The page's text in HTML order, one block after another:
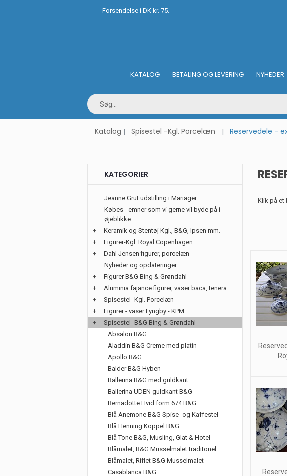
Forsendelse i DK kr. 75.
KATALOG BETALING OG LEVERING NYHEDER
Katalog Spisestel -Kgl. Porcelæn Reservedele -
Klik på et
KATEGORIER
Jeanne Grut udstilling i Mariager
Købes - emner som vi gerne vil byde på i
øjeblikke
+
Keramik og Stentøj Kgl., B&G, Ipsen mm.
+
Figurer-Kgl. Royal Copenhagen
+
Dahl Jensen figurer, porcelæn
Nyheder og opdateringer
+
Figurer B&G Bing & Grøndahl
+
Aluminia fajance figurer, vaser baca, tenera
+
Spisestel -Kgl. Porcelæn
+
Figurer - vaser Lyngby - KPM
+
Spisestel -B&G Bing & Grøndahl
Absalon B&G
Aladdin B&G Creme med platin
Apollo B&G
Balder B&G Hyben
Ballerina B&G med guldkant
Ballerina UDEN guldkant B&G
Bernadotte Hvid form 674 B&G
Blå Anemone B&G Spise- og Kaffestel
Blå Henning Koppel B&G
Blå Tone B&G, Musling, Glat & Hotel
Blåmalet, B&G Musselmalet traditonel
Blåmalet, Riflet B&G Musselmalet
Casablanca B&G